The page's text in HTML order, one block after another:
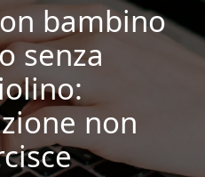
bambino
senza
non